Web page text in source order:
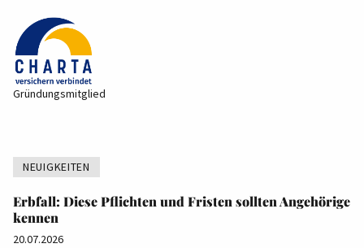
Gründungsmitglied
NEUIGKEITEN
Erbfall: Diese Pflichten und Fristen sollten Angehörige
kennen
20.07.2026